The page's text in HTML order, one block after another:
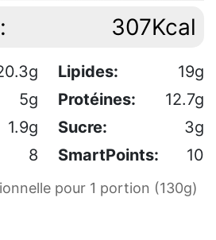
307Kcal
Lipides:
19g
5g Protéines:
12.7g
1.9g Sucre:
3g
8 SmartPoints: 10
pour 1 portion (130g)